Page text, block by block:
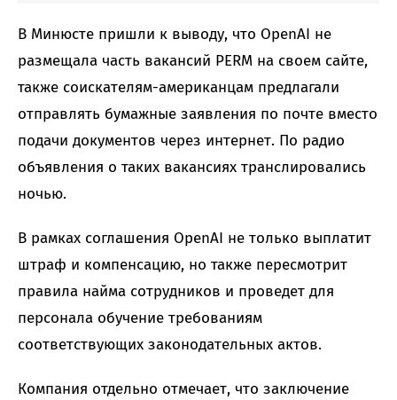
В Минюсте пришли к выводу, что OpenAI не
размещала часть вакансий PERM на своем сайте,
также соискателям-американцам предлагали
отправлять бумажные заявления по почте вместо
подачи документов через интернет. По радио
объявления о таких вакансиях транслировались
ночью.
В рамках соглашения OpenAI не только выплатит
штраф и компенсацию, но также пересмотрит
правила найма сотрудников и проведет для
персонала обучение требованиям
соответствующих законодательных актов.
Компания отдельно отмечает, что заключение